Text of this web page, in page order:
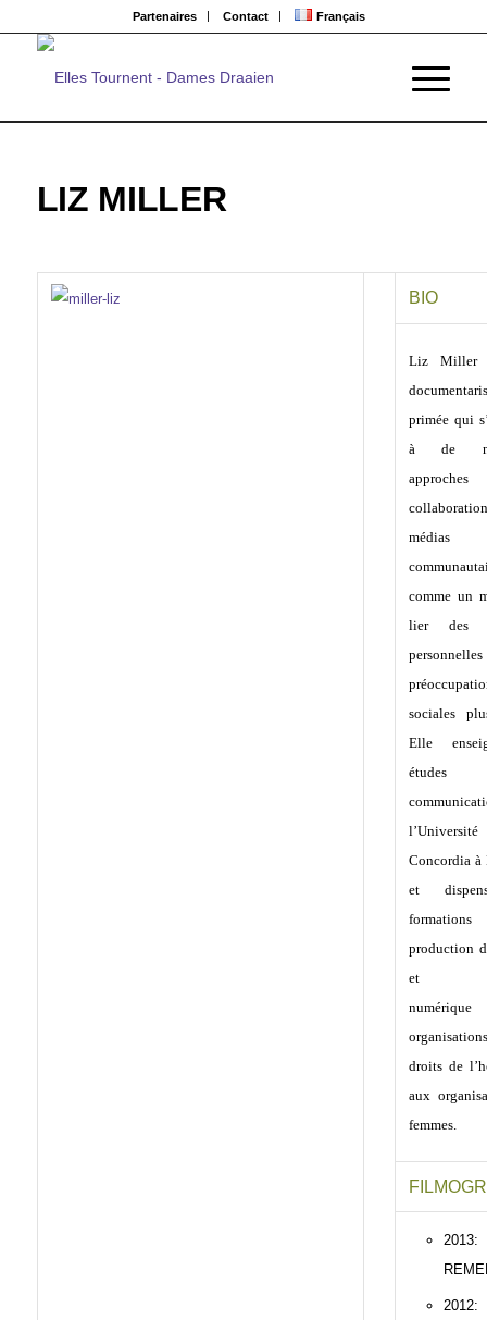
Partenaires Contact Français
LIZ MILLER
BIO
Liz Miller
primée qui
à de
médias
comme un
lier des
sociales
Elle
l’Université
Concordia à
et
production
et
droits de
aux
femmes.